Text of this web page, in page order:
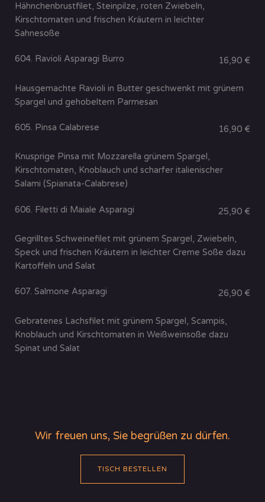
Hähnchenbrustfilet, Steinpilze, roten Zwiebeln,
Kirschtomaten und frischen Kräutern in leichter
Sahnesoße
604. Ravioli Asparagi Burro 16,90 €
Hausgemachte Ravioli in Butter geschwenkt mit grünem
Spargel und gehobeltem Parmesan
605. Pinsa Calabrese 16,90 €
Knusprige Pinsa mit Mozzarella grünem Spargel,
Kirschtomaten, Knoblauch und scharfer italienischer
Salami (Spianata-Calabrese)
606. Filetti di Maiale Asparagi 25,90 €
Gegrilltes Schweinefilet mit grünem Spargel, Zwiebeln,
Speck und frischen Kräutern in leichter Creme Soße dazu
Kartoffeln und Salat
607. Salmone Asparagi 26,90 €
Gebratenes Lachsfilet mit grünem Spargel, Scampis,
Knoblauch und Kirschtomaten in Weißweinsoße dazu
Spinat und Salat
Wir freuen uns, Sie begrüßen zu dürfen.
TISCH BESTELLEN